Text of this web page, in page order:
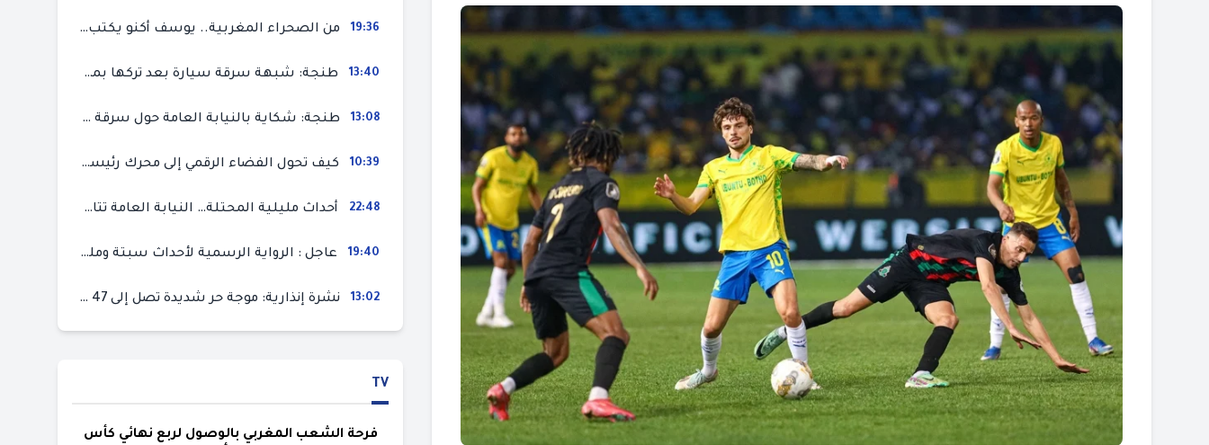
19:36 من الصحراء المغربية.. يوسف أكنو يكتب عن أزمة سبتة المحتلة ويؤكد ان الهجرة السرية ليست حلا وبناء الوطن هو الخيار الأفضل
13:40 طنجة: شبهة سرقة سيارة بعد تركها بمحل ميكانيك للإصلاح
13:08 طنجة: شكاية بالنيابة العامة حول سرقة سيارة تركها صاحبها بمحل ميكانيك للإصلاح
10:39 كيف تحول الفضاء الرقمي إلى محرك رئيسي لأحداث الهجرة في سبتة؟
22:48 أحداث مليلية المحتلة… النيابة العامة تتابع 50 متورطا في محاولة اقتحام السياح الحدودي بتهم ثقيلة
19:40 عاجل : الرواية الرسمية لأحداث سبتة ومليلية المحتلتين (وزارة الداخلية)
13:02 نشرة إنذارية: موجة حر شديدة تصل إلى 47 درجة بمختلف مناطق المغرب
TV
فرحة الشعب المغربي بالوصول لربع نهائي كأس